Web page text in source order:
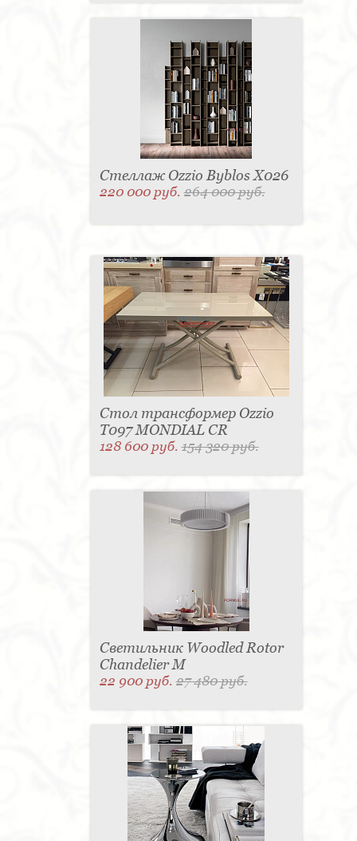
Стеллаж Ozzio Byblos X026
220 000 руб.264 000 руб.
Стол трансформер Ozzio
T097 MONDIAL CR
128 600 руб.154 320 руб.
Светильник Woodled Rotor
Chandelier M
22 900 руб.27 480 руб.